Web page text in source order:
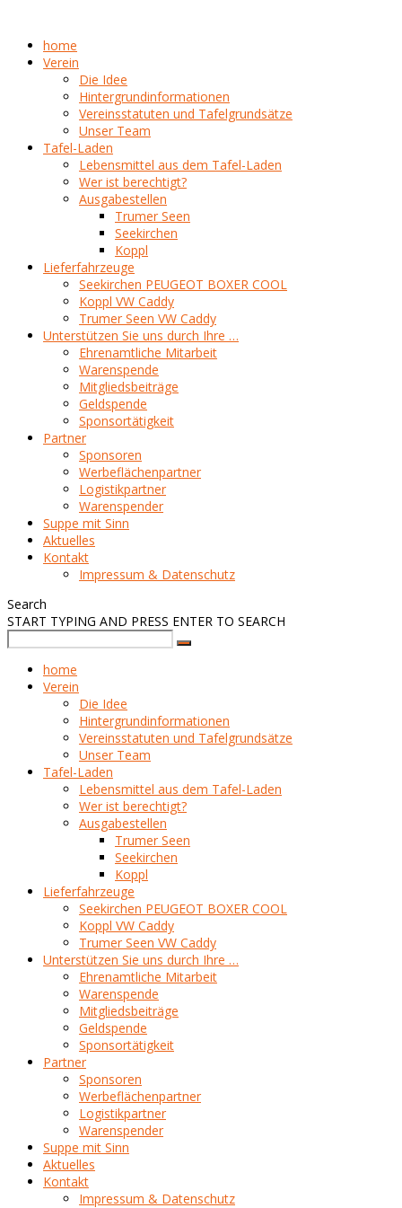
home
Verein
Die Idee
Hintergrundinformationen
Vereinsstatuten und Tafelgrundsätze
Unser Team
Tafel-Laden
Lebensmittel aus dem Tafel-Laden
Wer ist berechtigt?
Ausgabestellen
Trumer Seen
Seekirchen
Koppl
Lieferfahrzeuge
Seekirchen PEUGEOT BOXER COOL
Koppl VW Caddy
Trumer Seen VW Caddy
Unterstützen Sie uns durch Ihre …
Ehrenamtliche Mitarbeit
Warenspende
Mitgliedsbeiträge
Geldspende
Sponsortätigkeit
Partner
Sponsoren
Werbeflächenpartner
Logistikpartner
Warenspender
Suppe mit Sinn
Aktuelles
Kontakt
Impressum & Datenschutz
Search
START TYPING AND PRESS ENTER TO SEARCH
home
Verein
Die Idee
Hintergrundinformationen
Vereinsstatuten und Tafelgrundsätze
Unser Team
Tafel-Laden
Lebensmittel aus dem Tafel-Laden
Wer ist berechtigt?
Ausgabestellen
Trumer Seen
Seekirchen
Koppl
Lieferfahrzeuge
Seekirchen PEUGEOT BOXER COOL
Koppl VW Caddy
Trumer Seen VW Caddy
Unterstützen Sie uns durch Ihre …
Ehrenamtliche Mitarbeit
Warenspende
Mitgliedsbeiträge
Geldspende
Sponsortätigkeit
Partner
Sponsoren
Werbeflächenpartner
Logistikpartner
Warenspender
Suppe mit Sinn
Aktuelles
Kontakt
Impressum & Datenschutz